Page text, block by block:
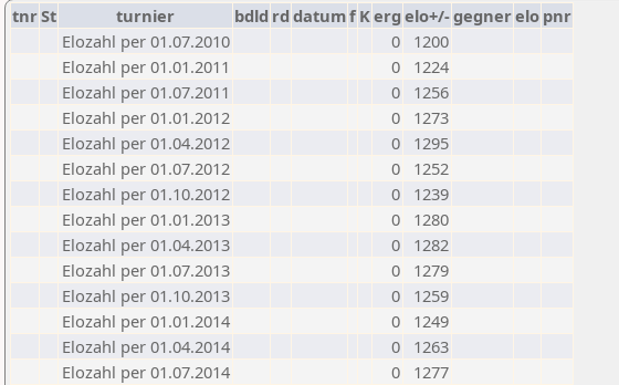
tnrSt turnier bdld rd datumf Kerg elo+/-gegnerelo pnr
Elozahl per 01.07.2010
0
1200
Elozahl per 01.01.2011
0
1224
Elozahl per 01.07.2011
0
1256
Elozahl per 01.01.2012
0
1273
Elozahl per 01.04.2012
0
1295
Elozahl per 01.07.2012
0
1252
Elozahl per 01.10.2012
0
1239
Elozahl per 01.01.2013
0
1280
Elozahl per 01.04.2013
0
1282
Elozahl per 01.07.2013
0
1279
Elozahl per 01.10.2013
0
1259
Elozahl per 01.01.2014
0
1249
Elozahl per 01.04.2014
0
1263
Elozahl per 01.07.2014
0
1277